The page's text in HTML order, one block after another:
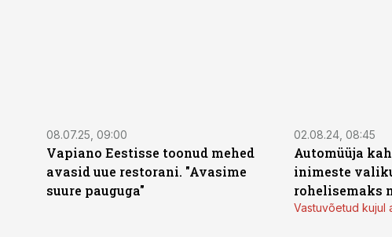
08.07.25, 09:00
Vapiano Eestisse toonud mehed
avasid uue restorani. "Avasime
suure pauguga"
02.08.24, 08:45
Automüüja
inimeste
rohelisemaks
Vastuvõetud kujul